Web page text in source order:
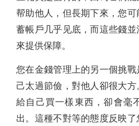
帮助他人，但長期下來，您
蓄帳戶几乎见底，而這些錢
來提供保障。
您在金錢管理上的另一個挑戰
己太過節儉，對他人卻很大
給自己買一樣東西，卻會毫
出。這種不對等的態度反映了